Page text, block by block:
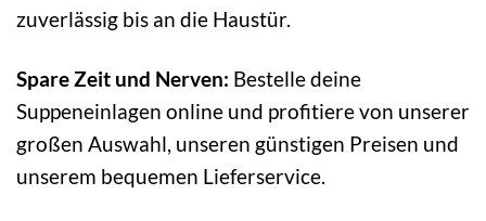
zuverlässig bis an die Haustür.
Spare Zeit und Nerven: Bestelle deine
Suppeneinlagen online und profitiere von unserer
großen Auswahl, unseren günstigen Preisen und
unserem bequemen Lieferservice.